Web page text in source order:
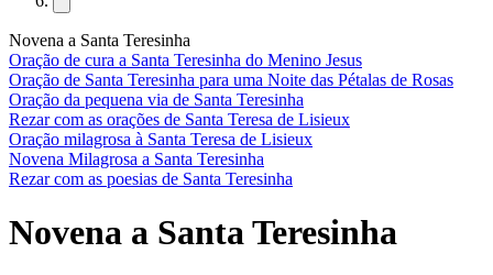
Novena a Santa Teresinha
Oração de cura a Santa Teresinha do Menino Jesus
Oração de Santa Teresinha para uma Noite das Pétalas de Rosas
Oração da pequena via de Santa Teresinha
Rezar com as orações de Santa Teresa de Lisieux
Oração milagrosa à Santa Teresa de Lisieux
Novena Milagrosa a Santa Teresinha
Rezar com as poesias de Santa Teresinha
Novena a Santa Teresinha